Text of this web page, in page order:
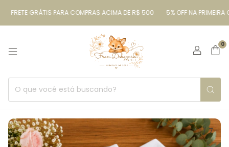
FRETE GRÁTIS PARA COMPRAS ACIMA DE R$ 500 5% OFF NA PRIMEIRA
0
1/7